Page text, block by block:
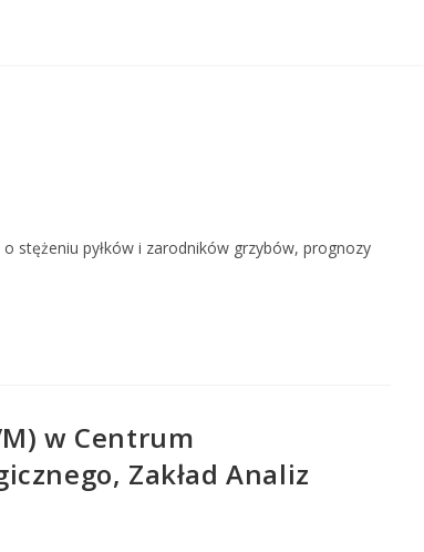
o stężeniu pyłków i zarodników grzybów, prognozy
w Centrum
Zakład Analiz